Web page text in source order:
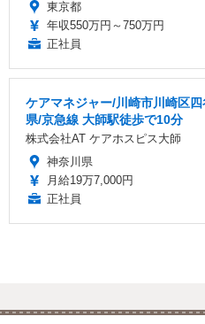
東京都
年収550万円～750万円
正社員
ケアマネジャー/川崎市川崎区四
県/京急線 大師駅徒歩で10分
株式会社AT ケアホスピス大師
神奈川県
月給19万7,000円
正社員